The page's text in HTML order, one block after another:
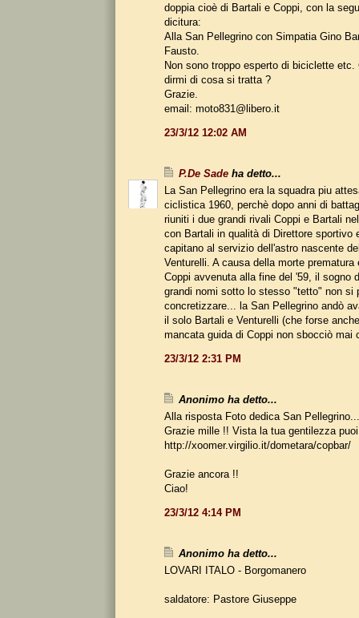
doppia cioè di Bartali e Coppi, con la
dicitura:
Alla San Pellegrino con Simpatia Gino
Fausto.
Non sono troppo esperto di biciclette etc.
dirmi di cosa si tratta ?
Grazie.
email: moto831@libero.it
23/3/12 12:02 AM
P.De Sade ha detto...
La San Pellegrino era la squadra piu
ciclistica 1960, perchè dopo anni di
riuniti i due grandi rivali Coppi e Bartali
con Bartali in qualità di Direttore sportivo
capitano al servizio dell'astro nascente
Venturelli. A causa della morte
Coppi avvenuta alla fine del '59, il sogno
grandi nomi sotto lo stesso "tetto" non si
concretizzare... la San Pellegrino andò
il solo Bartali e Venturelli (che forse
mancata guida di Coppi non sbocciò mai
23/3/12 2:31 PM
Anonimo ha detto...
Alla risposta Foto dedica San Pellegrino...
Grazie mille !! Vista la tua gentilezza
http://xoomer.virgilio.it/dometara/copbar/
Grazie ancora !!
Ciao!
23/3/12 4:14 PM
Anonimo ha detto...
LOVARI ITALO - Borgomanero
saldatore: Pastore Giuseppe